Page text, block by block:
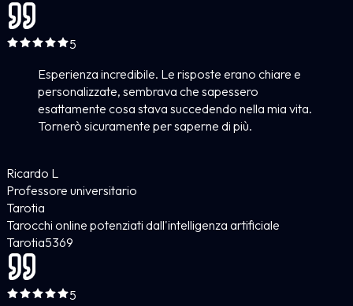
5
Esperienza incredibile. Le risposte erano chiare e
personalizzate, sembrava che sapessero
esattamente cosa stava succedendo nella mia vita.
Tornerò sicuramente per saperne di più.
Ricardo L
Professore universitario
Tarotia
Tarocchi online potenziati dall'intelligenza artificiale
Tarotia5369
5